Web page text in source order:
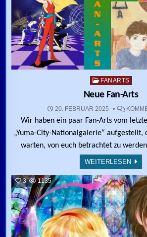
Posted in
FANARTS
Neue Fan-Arts
20. FEBRUAR 2025
Wir haben ein paar Fan-Arts vom
„Yuma-City-Nationalgalerie“ aufgestellt,
warten, von euch betrachtet zu
WEITERLESEN
3 1135